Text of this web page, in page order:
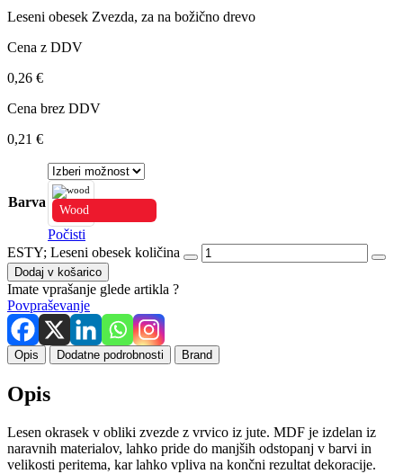
Leseni obesek Zvezda, za na božično drevo
Cena z DDV
0,26 €
Cena brez DDV
0,21 €
Barva
Wood
Počisti
ESTY; Leseni obesek količina
Dodaj v košarico
Imate vprašanje glede artikla ?
Povpraševanje
Opis Dodatne podrobnosti Brand
Opis
Lesen okrasek v obliki zvezde z vrvico iz jute. MDF je izdelan iz
naravnih materialov, lahko pride do manjših odstopanj v barvi in
velikosti peritema, kar lahko vpliva na končni rezultat dekoracije.